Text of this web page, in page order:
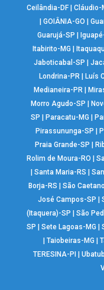
Ceilândia-DF| Cláudio-
GOIÂNIA-GO
Guarujá-SP
Itabirito-MG
Jaboticabal-SP
Londrina-PR| Luís
Medianeira-PR
Morro Agudo-SP
SP
Paracatu-MG
Pirassununga-SP
Praia Grande-SP
Rolim de Moura-RO
|Santa Maria-RS |
Borja-RS
|São
José Campos-SP
|
(Itaquera)-SP
|São
SP
|Sete Lagoas-MG |
Taiobeiras-MG
TERESINA-PI
|